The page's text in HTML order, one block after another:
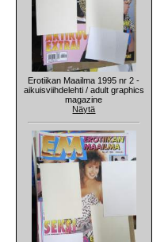
Erotiikan Maailma 1995 nr 2 -
aikuisviihdelehti / adult graphics
magazine
Näytä